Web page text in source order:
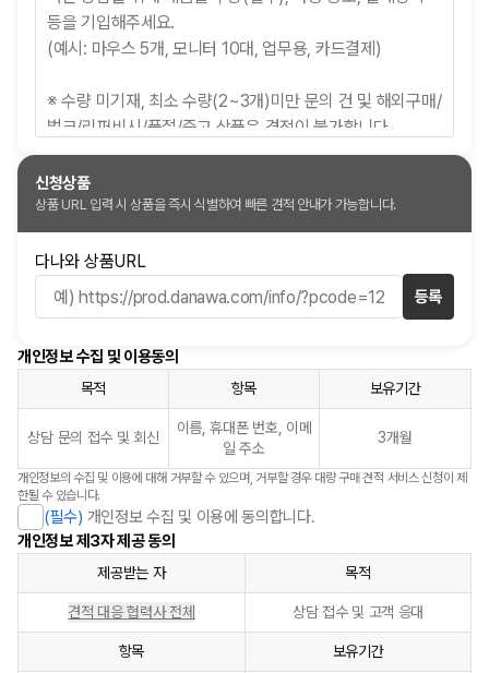
신청상품
상품 URL 입력 시 상품을 즉시 식별하여 빠른 견적 안내가 가능합니다.
다나와 상품URL
등록
개인정보 수집 및 이용동의
목적 항목 보유기간
상담 문의 접수 및 회신
이름, 휴대폰 번호, 이메
일 주소
3개월
개인정보의 수집 및 이용에 대해 거부할 수 있으며, 거부할 경우 대량 구매 견적 서비스 신청이 제
한될 수 있습니다.
(필수) 개인정보 수집 및 이용에 동의합니다.
개인정보 제3자 제공 동의
제공받는 자 목적
견적 대응 협력사 전체 상담 접수 및 고객 응대
항목 보유기간